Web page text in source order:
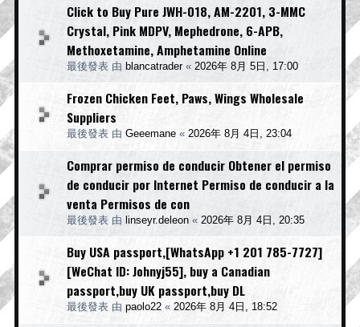
Click to Buy Pure JWH-018, AM-2201, 3-MMC
Crystal, Pink MDPV, Mephedrone, 6-APB,
Methoxetamine, Amphetamine Online
最後發表 由 blancatrader« 2026年 8月 5日, 17:00
Frozen Chicken Feet, Paws, Wings Wholesale
Suppliers
最後發表 由 Geeemane « 2026年 8月 4日, 23:04
Comprar permiso de conducir Obtener el permiso
de conducir por Internet Permiso de conducir a la
venta Permisos de con
最後發表 由 linseyr.deleon « 2026年 8月 4日, 20:35
Buy USA passport,[WhatsApp +1 201 785-7727]
[WeChat ID: Johnyj55], buy a Canadian
passport,buy UK passport,buy DL
最後發表 由 paolo22 « 2026年 8月 4日, 18:52